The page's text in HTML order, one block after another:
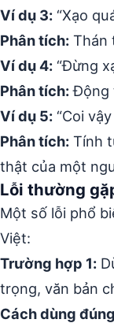
Ví dụ 3: “Xạo
Phân tích: Thán
Ví dụ 4: “Đừng
Phân tích:Động
Ví dụ 5: “Coi
Phân tích: Tính
thật của một
Lỗi thường
Một số lỗi phổ
Việt:
Trường hợp 1:
trọng, văn bản
Cách dùng